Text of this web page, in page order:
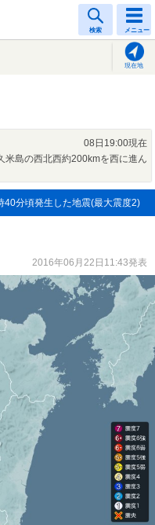
検索 メニュー
現在地
08日19:00現在
米島の西北西約200kmを西に進ん
40分頃発生した地震(最大震度2)
2016年06月22日11:43発表